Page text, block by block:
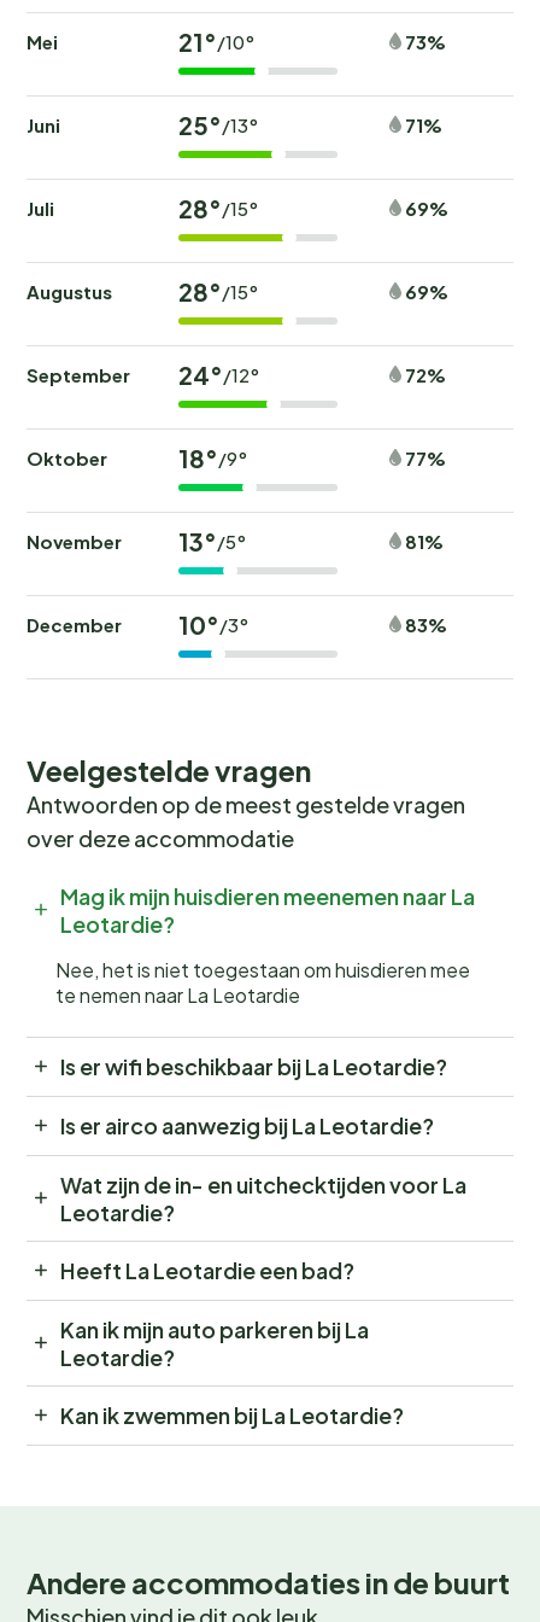
Mei 21°/10° 73%
Juni 25°/13° 71%
Juli 28°/15° 69%
Augustus 28°/15° 69%
September 24°/12° 72%
Oktober 18°/9° 77%
November 13°/5° 81%
December 10°/3° 83%
Veelgestelde vragen
Antwoorden op de meest gestelde vragen
over deze accommodatie
Mag ik mijn huisdieren meenemen naar La
Leotardie?
Nee, het is niet toegestaan om huisdieren mee
te nemen naar La Leotardie
Is er wifi beschikbaar bij La Leotardie?
Is er airco aanwezig bij La Leotardie?
Wat zijn de in- en uitchecktijden voor La
Leotardie?
Heeft La Leotardie een bad?
Kan ik mijn auto parkeren bij La
Leotardie?
Kan ik zwemmen bij La Leotardie?
Andere accommodaties in de buurt
Misschien vind je dit ook leuk